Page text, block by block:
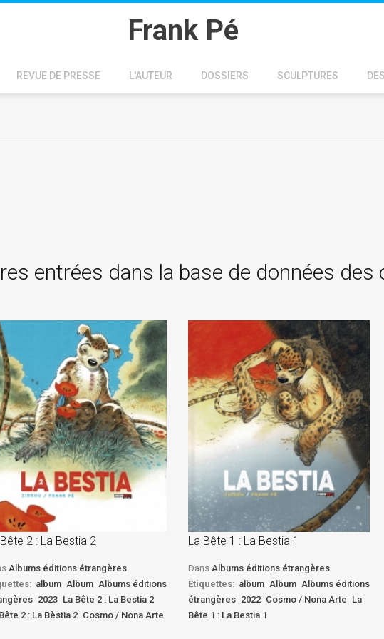
Frank Pé
REVUE DE PRESSE L'AUTEUR DOSSIERS SCULPTURES
entrées dans la base de données des
2 : La Bestia 2
Albums éditions étrangères
album Album Albums éditions
2023 La Bête 2 : La Bestia 2
2 : La Bèstia 2 Cosmo / Nona Arte
La Bête 1 : La Bestia 1
Dans Albums éditions étrangères
Etiquettes: album Album Albums éditions
étrangères 2022 Cosmo / Nona Arte La
Bête 1 : La Bestia 1